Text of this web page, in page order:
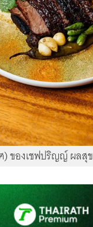
) ของเชฟปริญญ์ ผลสุข